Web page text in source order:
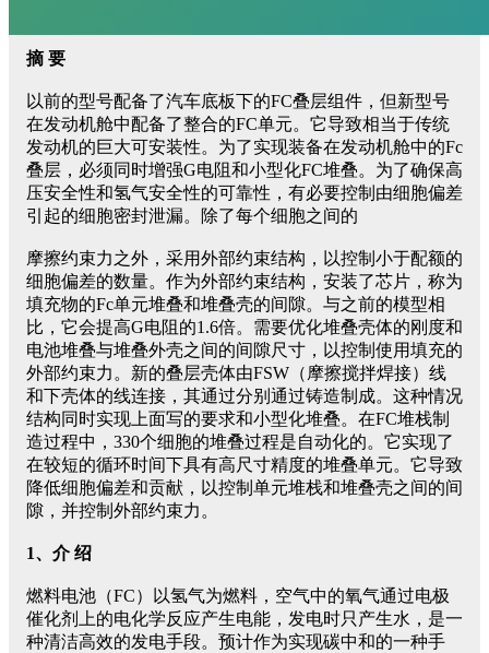
摘 要
以前的型号配备了汽车底板下的FC叠层组件，但新型号
在发动机舱中配备了整合的FC单元。它导致相当于传统
发动机的巨大可安装性。为了实现装备在发动机舱中的Fc
叠层，必须同时增强G电阻和小型化FC堆叠。为了确保高
压安全性和氢气安全性的可靠性，有必要控制由细胞偏差
引起的细胞密封泄漏。除了每个细胞之间的
摩擦约束力之外，采用外部约束结构，以控制小于配额的
细胞偏差的数量。作为外部约束结构，安装了芯片，称为
填充物的Fc单元堆叠和堆叠壳的间隙。与之前的模型相
比，它会提高G电阻的1.6倍。需要优化堆叠壳体的刚度和
电池堆叠与堆叠外壳之间的间隙尺寸，以控制使用填充的
外部约束力。新的叠层壳体由FSW（摩擦搅拌焊接）线
和下壳体的线连接，其通过分别通过铸造制成。这种情况
结构同时实现上面写的要求和小型化堆叠。在FC堆栈制
造过程中，330个细胞的堆叠过程是自动化的。它实现了
在较短的循环时间下具有高尺寸精度的堆叠单元。它导致
降低细胞偏差和贡献，以控制单元堆栈和堆叠壳之间的间
隙，并控制外部约束力。
1、介 绍
燃料电池（FC）以氢气为燃料，空气中的氧气通过电极
催化剂上的电化学反应产生电能，发电时只产生水，是一
种清洁高效的发电手段。预计作为实现碳中和的一种手